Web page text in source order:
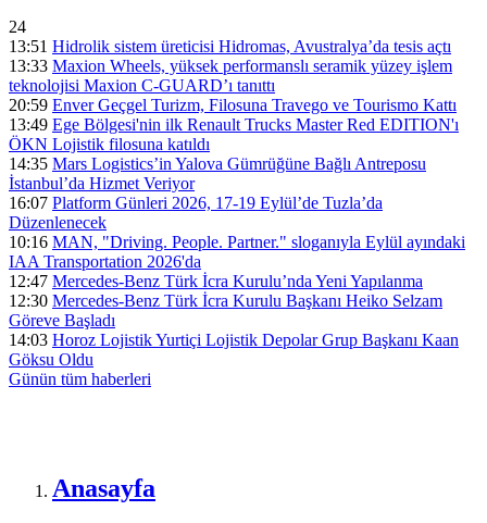
24
13:51 Hidrolik sistem üreticisi Hidromas, Avustralya’da tesis açtı
13:33 Maxion Wheels, yüksek performanslı seramik yüzey işlem
teknolojisi Maxion C-GUARD’ı tanıttı
20:59 Enver Geçgel Turizm, Filosuna Travego ve Tourismo Kattı
13:49 Ege Bölgesi'nin ilk Renault Trucks Master Red EDITION'ı
ÖKN Lojistik filosuna katıldı
14:35 Mars Logistics’in Yalova Gümrüğüne Bağlı Antreposu
İstanbul’da Hizmet Veriyor
16:07 Platform Günleri 2026, 17-19 Eylül’de Tuzla’da
Düzenlenecek
10:16 MAN, "Driving. People. Partner." sloganıyla Eylül ayındaki
IAA Transportation 2026'da
12:47 Mercedes-Benz Türk İcra Kurulu’nda Yeni Yapılanma
12:30 Mercedes-Benz Türk İcra Kurulu Başkanı Heiko Selzam
Göreve Başladı
14:03 Horoz Lojistik Yurtiçi Lojistik Depolar Grup Başkanı Kaan
Göksu Oldu
Günün tüm haberleri
Anasayfa